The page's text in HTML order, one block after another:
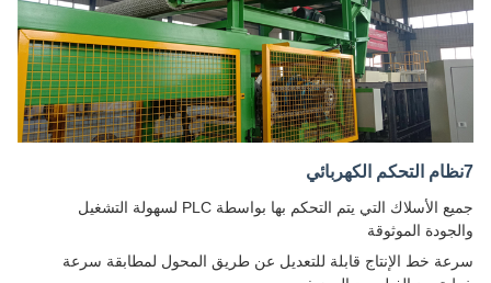
7نظام التحكم الكهربائي
جميع الأسلاك التي يتم التحكم بها بواسطة PLC لسهولة التشغيل
والجودة الموثوقة
سرعة خط الإنتاج قابلة للتعديل عن طريق المحول لمطابقة سرعة